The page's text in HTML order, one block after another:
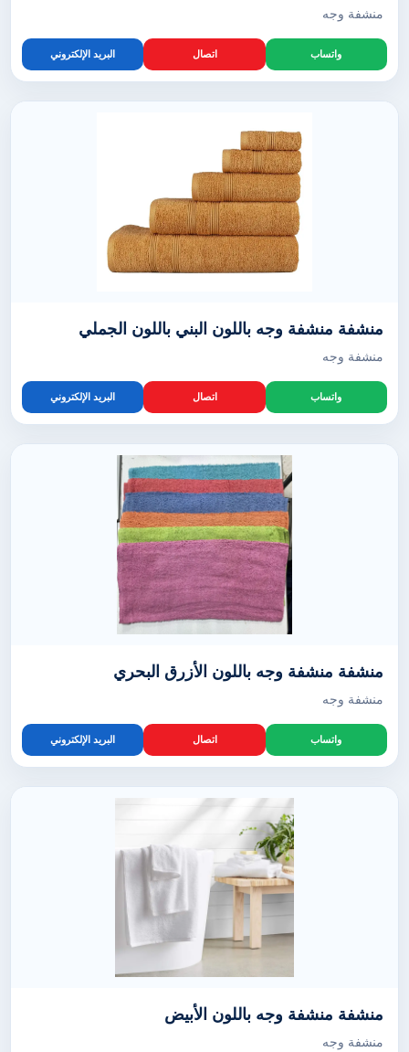
منشفة وجه
واتساب اتصال البريد الإلكتروني
منشفة منشفة وجه باللون البني باللون الجملي
منشفة وجه
واتساب اتصال البريد الإلكتروني
منشفة منشفة وجه باللون الأزرق البحري
منشفة وجه
واتساب اتصال البريد الإلكتروني
منشفة منشفة وجه باللون الأبيض
منشفة وجه